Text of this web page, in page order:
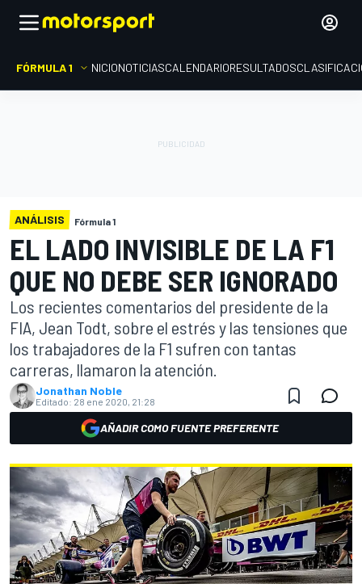
FÓRMULA 1 INICIONOTICIASCALENDARIORESULTADOS
ANÁLISIS Fórmula 1
EL LADO INVISIBLE DE LA F1
QUE NO DEBE SER IGNORADO
Los recientes comentarios del presidente de la
FIA, Jean Todt, sobre el estrés y las tensiones que
los trabajadores de la F1 sufren con tantas
carreras, llamaron la atención.
Jonathan Noble
Editado: 28 ene 2020, 21:28
AÑADIR COMO FUENTE PREFERENTE